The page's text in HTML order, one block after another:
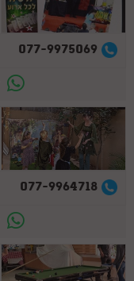
077-9975069
077-9964718